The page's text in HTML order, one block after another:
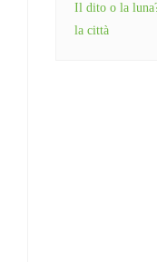
Il dito o la
la città